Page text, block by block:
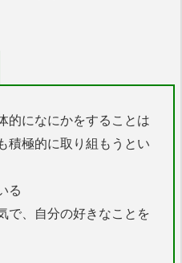
的になにかをすることは
積極的に取り組もうとい
る
で、自分の好きなことを